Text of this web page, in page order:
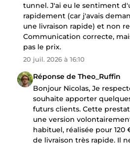
tunnel. J'ai eu le sentiment
rapidement (car j'avais
une livraison rapide) et non
Communication correcte,
pas le prix.
20 juil. 2026 à 16:10
Réponse de Theo_Ruffin
Bonjour Nicolas, Je
souhaite apporter
futurs clients. Cette
une version
habituel, réalisée pour 120
de livraison très rapide. Il